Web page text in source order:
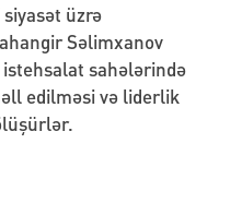
üzrə
Səlimxanov
sahələrində
edilməsi və liderlik